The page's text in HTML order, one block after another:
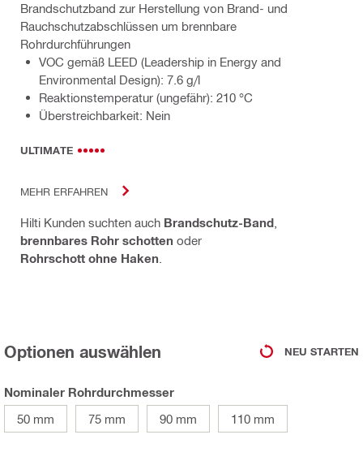
Brandschutzband zur Herstellung von Brand- und
Rauchschutzabschlüssen um brennbare
Rohrdurchführungen
VOC gemäß LEED (Leadership in Energy and
Environmental Design): 7.6 g/l
Reaktionstemperatur (ungefähr): 210 °C
Überstreichbarkeit: Nein
ULTIMATE
MEHR ERFAHREN
Hilti Kunden suchten auch Brandschutz-Band
brennbares Rohr schotten oder
Rohrschott ohne Haken
Optionen auswählen NEU STARTEN
Nominaler Rohrdurchmesser
50 mm
75 mm 90 mm 110 mm